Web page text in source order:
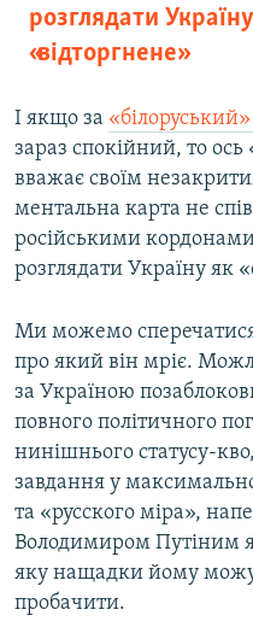
розглядати
«відторгнене»
І якщо за
зараз спокійний, то
вважає своїм
ментальна карта не
російськими
розглядати Україну як
Ми можемо
про який він мріє.
за Україною
повного політичного
нинішнього статусу-
завдання у
та «русского міра»,
Володимиром Путіним
яку нащадки йому
пробачити.